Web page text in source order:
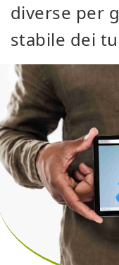
diverse per
stabile dei